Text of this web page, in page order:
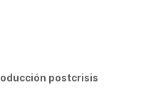
postcrisis